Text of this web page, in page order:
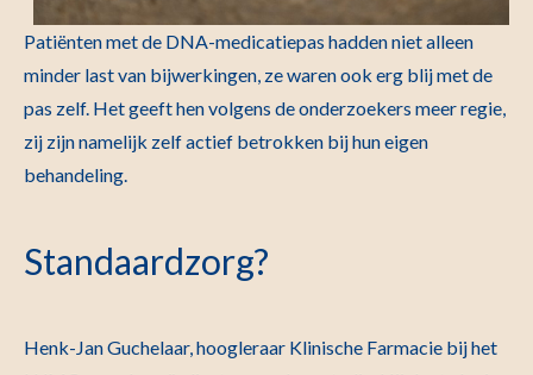
Patiënten met de DNA-medicatiepas hadden niet alleen
minder last van bijwerkingen, ze waren ook erg blij met de
pas zelf. Het geeft hen volgens de onderzoekers meer regie,
zij zijn namelijk zelf actief betrokken bij hun eigen
behandeling.
Standaardzorg?
Henk-Jan Guchelaar, hoogleraar Klinische Farmacie bij het